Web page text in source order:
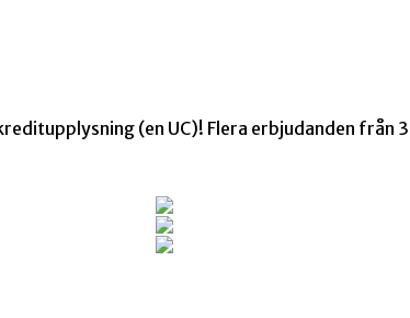
(en UC)! Flera erbjudanden från